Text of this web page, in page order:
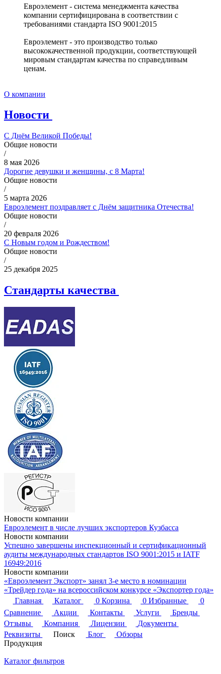
Евроэлемент - система менеджмента качества
компании сертифицирована в соответствии с
требованиями стандарта ISO 9001:2015
Евроэлемент - это производство только
высококачественной продукции, соответствующей
мировым стандартам качества по справедливым
ценам.
О компании
Новости
С Днём Великой Победы!
Общие новости
/
8 мая 2026
Дорогие девушки и женщины, с 8 Марта!
Общие новости
/
5 марта 2026
Евроэлемент поздравляет с Днём защитника Отечества!
Общие новости
/
20 февраля 2026
С Новым годом и Рождеством!
Общие новости
/
25 декабря 2025
Стандарты качества
Новости компании
Евроэлемент в числе лучших экспортеров Кузбасса
Новости компании
Успешно завершены инспекционный и сертификационный
аудиты международных стандартов ISO 9001:2015 и IATF
16949:2016
Новости компании
«Евроэлемент Экспорт» занял 3-е место в номинации
«Трейдер года» на всероссийском конкурсе «Экспортер года»
Главная
Каталог 0 Корзина 0 Избранные
0
Сравнение
Акции Контакты Услуги
Бренды
Отзывы
Компания Лицензии
Документы
Реквизиты
Поиск Блог
Обзоры
Продукция
Каталог фильтров